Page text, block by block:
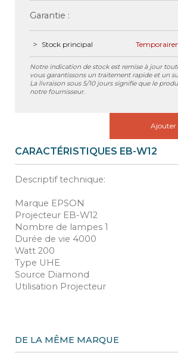
Garantie :
Stock principal
Notre indication de stock est remise à jour
vous garantissons un traitement rapide et un
La livraison sous 5/10 jours signifie que le
notre fournisseur.
Ajouter
CARACTÉRISTIQUES EB-W12
Descriptif technique:
Marque EPSON
Projecteur EB-W12
Nombre de lampes 1
Durée de vie 4000
Watt 200
Type UHE
Source Diamond
Utilisation Projecteur
DE LA MÊME MARQUE